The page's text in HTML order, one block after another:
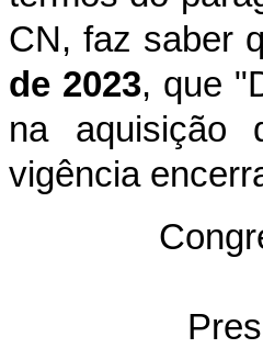
CN, faz saber
de 2023, que
na aquisição
vigência